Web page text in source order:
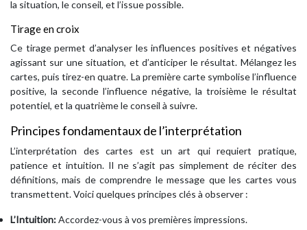
la situation, le conseil, et l’issue possible.
Tirage en croix
Ce tirage permet d’analyser les influences positives et négatives
agissant sur une situation, et d’anticiper le résultat. Mélangez les
cartes, puis tirez-en quatre. La première carte symbolise l’influence
positive, la seconde l’influence négative, la troisième le résultat
potentiel, et la quatrième le conseil à suivre.
Principes fondamentaux de l’interprétation
L’interprétation des cartes est un art qui requiert pratique,
patience et intuition. Il ne s’agit pas simplement de réciter des
définitions, mais de comprendre le message que les cartes vous
transmettent. Voici quelques principes clés à observer :
L’Intuition:Accordez-vous à vos premières impressions.